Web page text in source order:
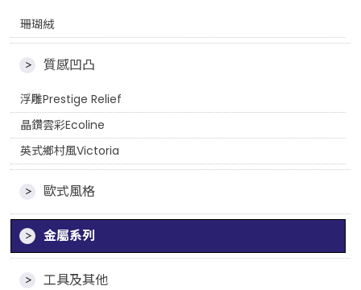
珊瑚絨
質感凹凸
浮雕Prestige Relief
晶鑽雲彩Ecoline
英式鄉村風Victoria
歐式風格
金屬系列
工具及其他